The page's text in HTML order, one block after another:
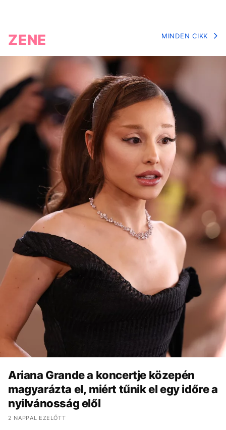
ZENE MINDEN CIKK
Ariana Grande a koncertje közepén
magyarázta el, miért tűnik el egy időre a
nyilvánosság elől
2 NAPPAL EZELŐTT